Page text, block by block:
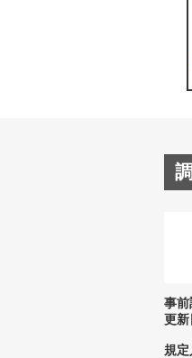
事前
更新
規定